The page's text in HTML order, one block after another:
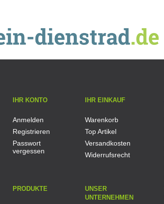
IHR KONTO
Anmelden
Registrieren
Passwort
vergessen
IHR EINKAUF
Warenkorb
Top Artikel
Versandkosten
Widerrufsrecht
PRODUKTE
UNSER
UNTERNEHMEN